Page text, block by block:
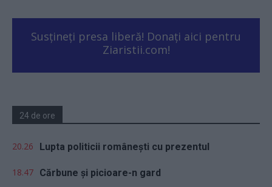
Susțineți presa liberă! Donați aici pentru
Ziaristii.com!
24 de ore
20.26 Lupta politicii românești cu prezentul
18.47 Cărbune și picioare-n gard